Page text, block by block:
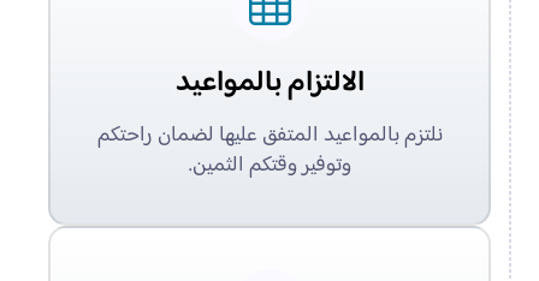
الالتزام بالمواعيد
نلتزم بالمواعيد المتفق عليها لضمان راحتكم
وتوفير وقتكم الثمين.